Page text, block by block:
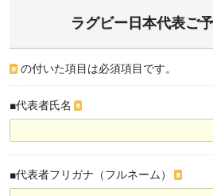
ラグビー日本代表ご
※ の付いた項目は必須項目です。
■代表者氏名 ※
■代表者フリガナ（フルネーム） ※